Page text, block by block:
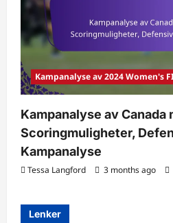
Kampanalyse av 2024 Women's
Kampanalyse av Canada
Scoringmuligheter,
Kampanalyse
Tessa Langford 3 months ago
Lenker